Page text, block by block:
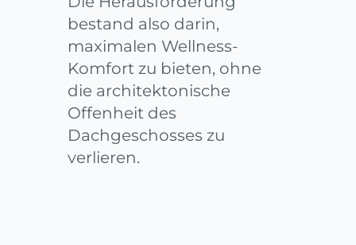
bestand also darin,
maximalen Wellness-
Komfort zu bieten, ohne
die architektonische
Offenheit des
Dachgeschosses zu
verlieren.